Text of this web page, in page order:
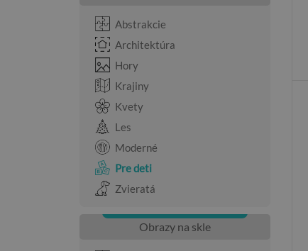
Abstrakcie
Architektúra
Hory
Krajiny
Kvety
Les
Moderné
Pre deti
Zvieratá
Obrazy na skle